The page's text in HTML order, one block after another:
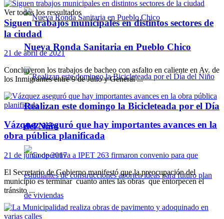
Nueva Ronda Sanitaria en Pueblo Chico
Realizan este domingo la Bicicleteada por el Día
del Niño
Ver todos los ressultados
Siguen trabajos municipales en distintos sectores de
la ciudad
21 de abril de 2021
Concluyeron los trabajos de bacheo con asfalto en caliente en Av. de
los Inmigrantes entre 9 de Julio y General ...
Vázquez aseguró que hay importantes avances en la
obra pública planificada
21 de junio de 2017
El Secretario de Gobierno manifestó que la preocupación del
municipio es terminar cuanto antes las obras que entorpecen el
tránsito ...